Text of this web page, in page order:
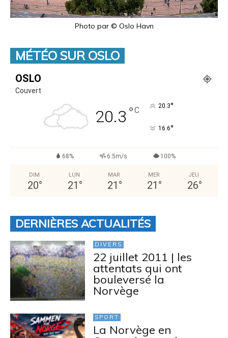
Photo par © Oslo Havn
MÉTÉO SUR OSLO
OSLO
Couvert
20.3 °C 20.3°
16.6°
68% 6.5m/s 100%
DIM
20°
LUN
21 °
MAR
21 °
MER
21 °
JEU
26°
DERNIÈRES ACTUALITÉS
DIVERS
22 juillet 2011 | les
attentats qui ont
bouleversé la
Norvège
SPORT
La Norvège en